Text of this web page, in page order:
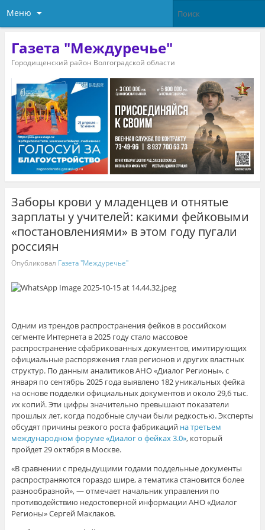
Меню
Газета "Междуречье"
Городищенский район Волгоградской области
Заборы крови у младенцев и отнятые
зарплаты у учителей: какими фейковыми
«постановлениями» в этом году пугали
россиян
Опубликовал Газета "Междуречье"
Одним из трендов распространения фейков в российском
сегменте Интернета в 2025 году стало массовое
распространение сфабрикованных документов, имитирующих
официальные распоряжения глав регионов и других властных
структур. По данным аналитиков АНО «Диалог Регионы», с
января по сентябрь 2025 года выявлено 182 уникальных фейка
на основе подделки официальных документов и около 29,6 тыс.
их копий. Эти цифры значительно превышают показатели
прошлых лет, когда подобные случаи были редкостью. Эксперты
обсудят причины резкого роста фабрикаций на третьем
международном форуме «Диалог о фейках 3.0», который
пройдет 29 октября в Москве.
«В сравнении с предыдущими годами поддельные документы
распространяются гораздо шире, а тематика становится более
разнообразной», — отмечает начальник управления по
противодействию недостоверной информации АНО «Диалог
Регионы» Сергей Маклаков.